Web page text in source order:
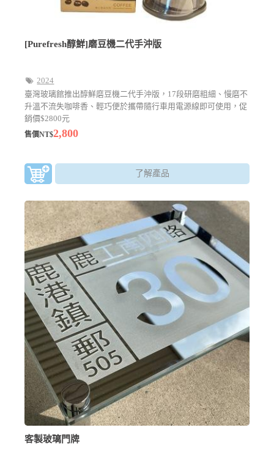
[Purefresh醇鮮]磨豆機二代手沖版
2024
臺灣玻璃館推出醇鮮磨豆機二代手沖版，17段研磨粗細、慢磨不
升溫不流失咖啡香、輕巧便於攜帶隨行車用電源線即可使用，促
銷價$2800元
售價NT$2,800
了解產品
客製玻璃門牌